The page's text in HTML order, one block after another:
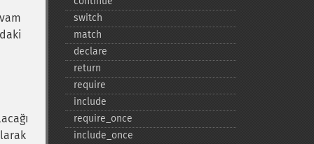
switch
match
declare
return
require
include
require_​once
include_​once